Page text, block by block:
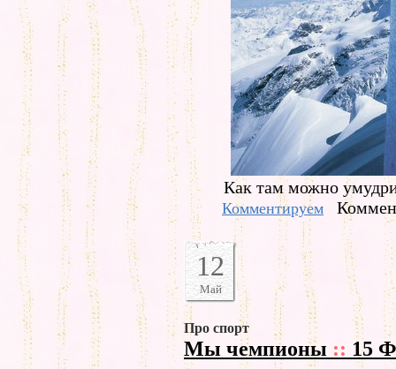
Как там можно
Комментируем
12
Май
Про спорт
Мы чемпионы :: 15